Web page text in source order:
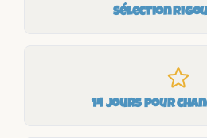
Sélection
14 jours pour